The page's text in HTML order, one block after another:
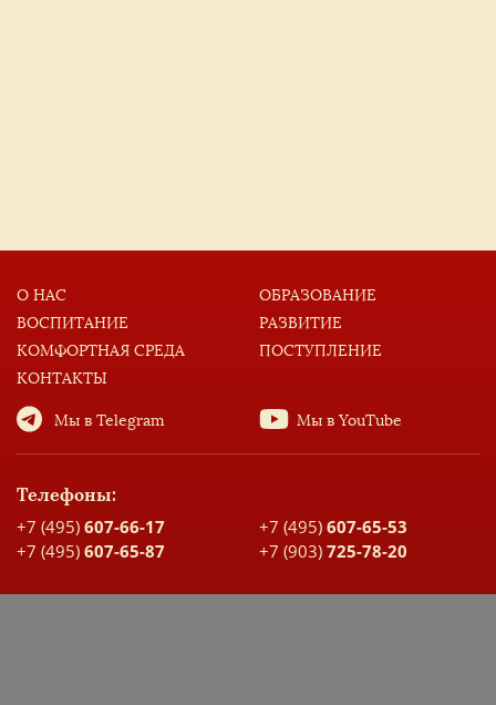
Софья Кононова
Анна Кулиш
Ксения Орешкина
Елизавета Тельнова
Александр Филиппов
Анна Кудряшова
Ксения Куличик
О НАС
ОБРАЗОВАНИЕ
ВОСПИТАНИЕ
РАЗВИТИЕ
КОМФОРТНАЯ СРЕДА
ПОСТУПЛЕНИЕ
КОНТАКТЫ
Мы в Telegram Мы в YouTube
Телефоны:
+7 (495) 607-66-17 +7 (495) 607-65-53
+7 (495) 607-65-87 +7 (903) 725-78-20